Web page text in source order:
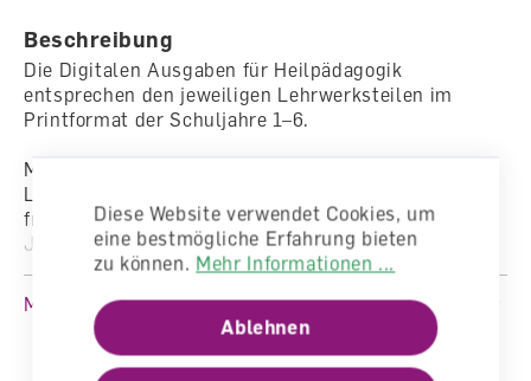
Beschreibung
Die Digitalen Ausgaben für Heilpädagogik
entsprechen den jeweiligen Lehrwerksteilen im
Printformat der Schuljahre 1–6.
Mit einem Nutzer-Schlüssel werden 18
Lehrwerksteile in Ihrem Konto auf meinklett.ch
freigeschaltet. Die Lizenz hat eine Laufzeit von 10
Jahren.
Sie erhalten in diesem Paket die Digitale Ausgabe für
Heilpädagogik folgender Lehrwerksteile:
Mehr lesen
Diese Website verwendet Cookies, um
eine bestmögliche Erfahrung bieten
zu können. Mehr Informationen ...
Ablehnen